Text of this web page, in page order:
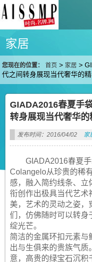
家居
您现在的位置： 首页 > 家居 >
代之间转身展现当代奢华的
GIADA2016春夏手
转身展现当代奢华的
发布时间：2016/04/02 家
GIADA2016春夏
Colangelo从珍贵的稀
感，融入简约线条、立
衔创作出极具当代艺术
美，艺术的灵动之姿，
们，仿佛随时可以转身
绽光芒。
简洁的金属环扣元素与
出与生俱来的贵族气质
意，高贵的绿宝石沉积